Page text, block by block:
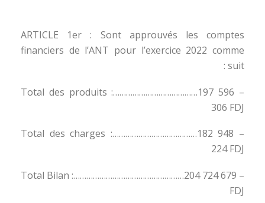
ARTICLE 1er : Sont approuvés les comptes
financiers de l’ANT pour l’exercice 2022 comme
suit :
– Total des produits :…………………………………197 596
306 FDJ
– Total des charges :…………………………………182 948
224 FDJ
– Total Bilan :……………………………………………204 724 679
FDJ